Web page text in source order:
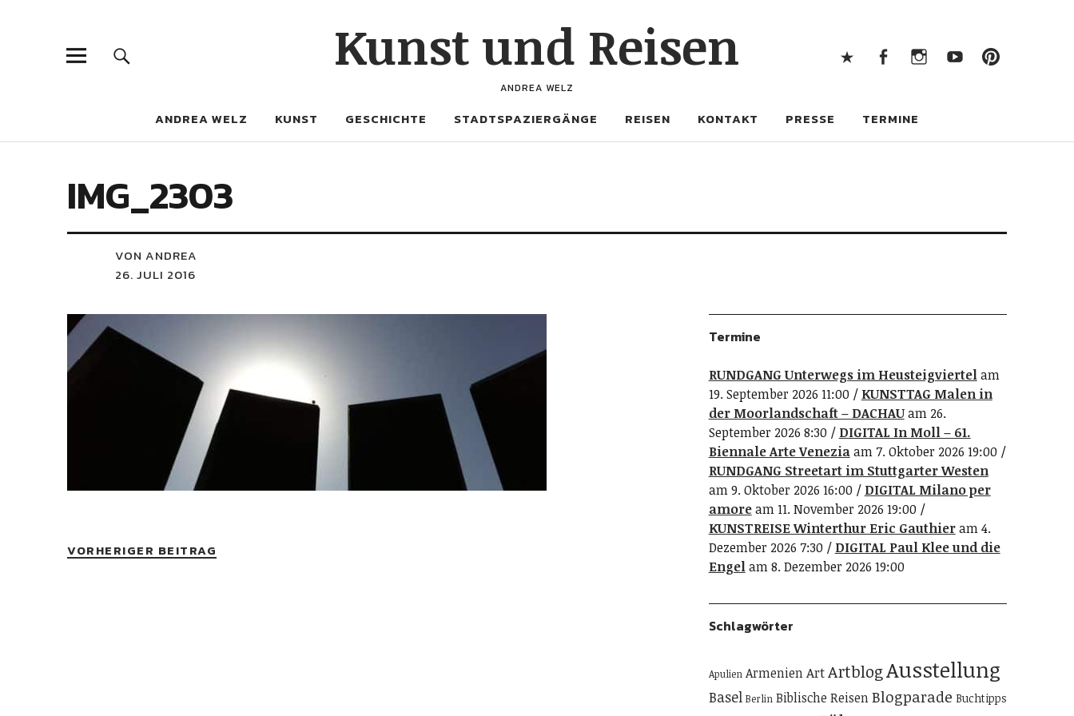
Kunst und Reisen
ANDREA WELZ
ANDREA WELZ KUNST GESCHICHTE STADTSPAZIERGÄNGE REISEN KONTAKT PRESSE TERMINE
IMG_2303
VON ANDREA
26. JULI 2016
VORHERIGER BEITRAG
Termine
RUNDGANG Unterwegs im Heusteigviertelam
19. September 2026 11:00
KUNSTTAG Malen in
der Moorlandschaft – DACHAUam 26.
September 2026 8:30
DIGITAL In Moll – 61.
Biennale Arte Veneziaam 7. Oktober 2026 19:00
RUNDGANG Streetart im Stuttgarter Westen
am 9. Oktober 2026 16:00
DIGITAL Milano per
amoream 11. November 2026 19:00
KUNSTREISE Winterthur Eric Gauthieram 4.
Dezember 2026 7:30
DIGITAL Paul Klee und die
Engelam 8. Dezember 2026 19:00
Schlagwörter
Apulien ArmenienArtArtblogAusstellung
Basel Berlin Biblische ReisenBlogparade Buchtipps